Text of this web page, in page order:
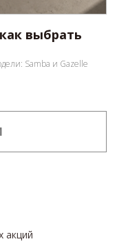
выбрать
Samba и Gazelle
акций